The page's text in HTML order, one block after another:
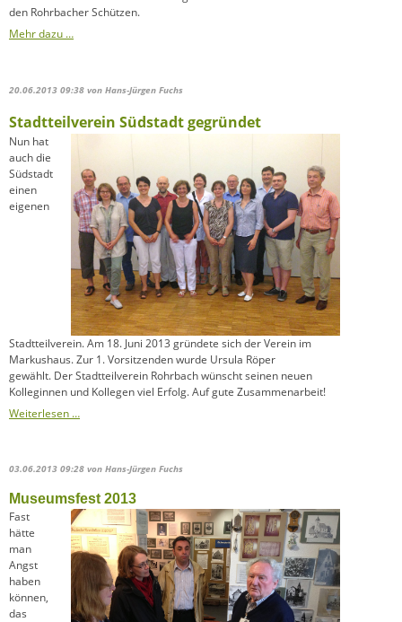
den Rohrbacher Schützen.
Mehr dazu …
20.06.2013 09:38 von Hans-Jürgen Fuchs
Stadtteilverein Südstadt gegründet
Nun hat
auch die
Südstadt
einen
eigenen
Stadtteilverein. Am 18. Juni 2013 gründete sich der Verein im
Markushaus. Zur 1. Vorsitzenden wurde Ursula Röper
gewählt. Der Stadtteilverein Rohrbach wünscht seinen neuen
Kolleginnen und Kollegen viel Erfolg. Auf gute Zusammenarbeit!
Weiterlesen …Stadtteilverein
03.06.2013 09:28 von Hans-Jürgen Fuchs
Museumsfest 2013
Fast
hätte
man
Angst
haben
können,
das